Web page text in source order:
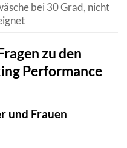
bei 30 Grad, nicht
zu den
Performance
und Frauen